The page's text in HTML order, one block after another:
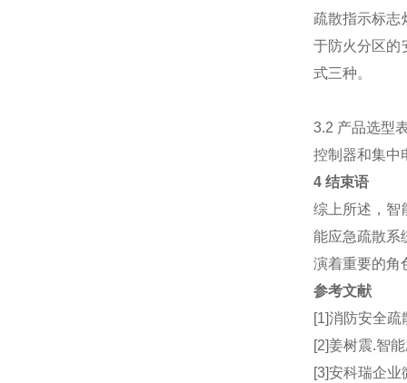
疏散指示标志
于防火分区的
式三种。
3.2 产品选型
控制器和集中
4 结束语
综上所述，智
能应急疏散系
演着重要的角
参考文献
[1]消防安全
[2]姜树震.智
[3]安科瑞企